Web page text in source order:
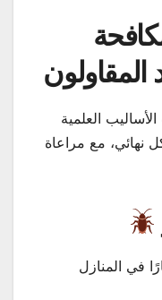
العلمية
نهائي، مع مراعاة
في المنازل